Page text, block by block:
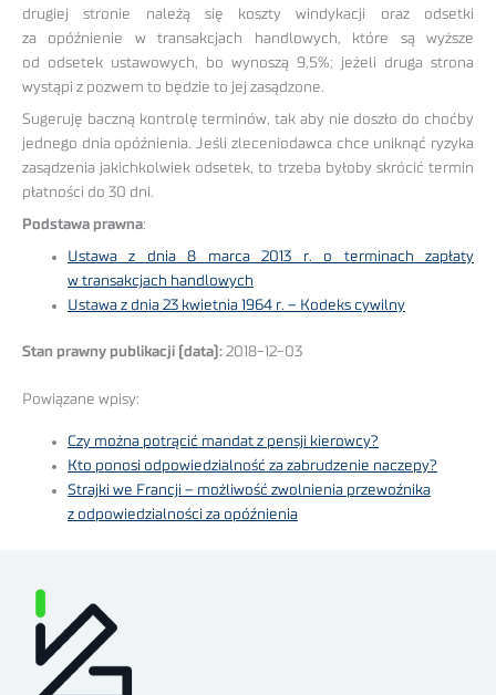
drugiej stronie należą się koszty windykacji oraz odsetki
za opóźnienie w transakcjach handlowych, które są wyższe
od odsetek ustawowych, bo wynoszą 9,5%; jeżeli druga strona
wystąpi z pozwem to będzie to jej zasądzone.
Sugeruję baczną kontrolę terminów, tak aby nie doszło do choćby
jednego dnia opóźnienia. Jeśli zleceniodawca chce uniknąć ryzyka
zasądzenia jakichkolwiek odsetek, to trzeba byłoby skrócić termin
płatności do 30 dni.
Podstawa prawna:
Ustawa z dnia 8 marca 2013 r. o terminach zapłaty
w transakcjach handlowych
Ustawa z dnia 23 kwietnia 1964 r. – Kodeks cywilny
Stan prawny publikacji (data): 2018-12-03
Powiązane wpisy:
Czy można potrącić mandat z pensji kierowcy?
Kto ponosi odpowiedzialność za zabrudzenie naczepy?
Strajki we Francji – możliwość zwolnienia przewoźnika
z odpowiedzialności za opóźnienia